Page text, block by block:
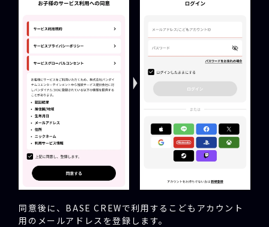
同意後に、BASE CREWで利用するこどもアカウント
用のメールアドレスを登録します。